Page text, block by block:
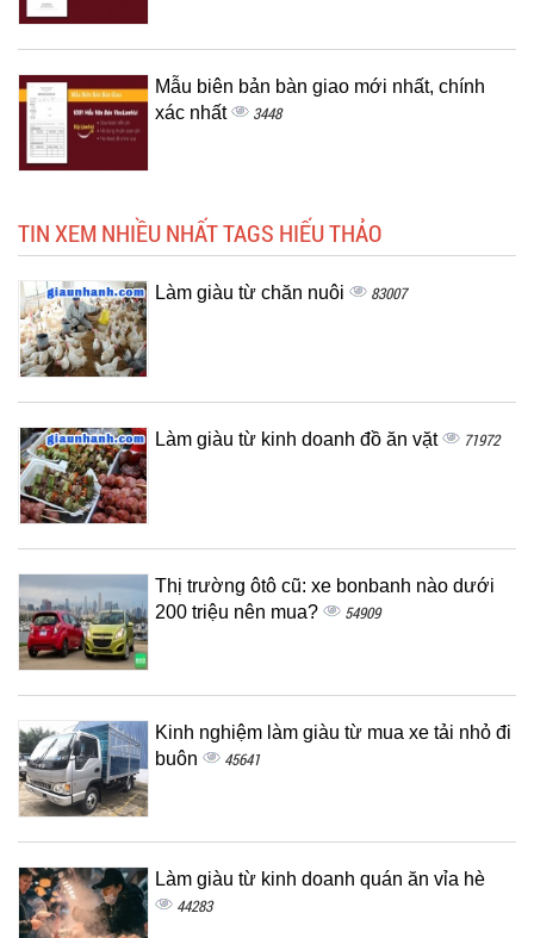
Mẫu biên bản bàn giao mới nhất, chính
xác nhất
3448
TIN XEM NHIỀU NHẤT TAGS HIẾU THẢO
Làm giàu từ chăn nuôi 83007
Làm giàu từ kinh doanh đồ ăn vặt 71972
Thị trường ôtô cũ: xe bonbanh nào dưới
200 triệu nên mua?
54909
Kinh nghiệm làm giàu từ mua xe tải nhỏ đi
buôn
45641
Làm giàu từ kinh doanh quán ăn vỉa hè
44283